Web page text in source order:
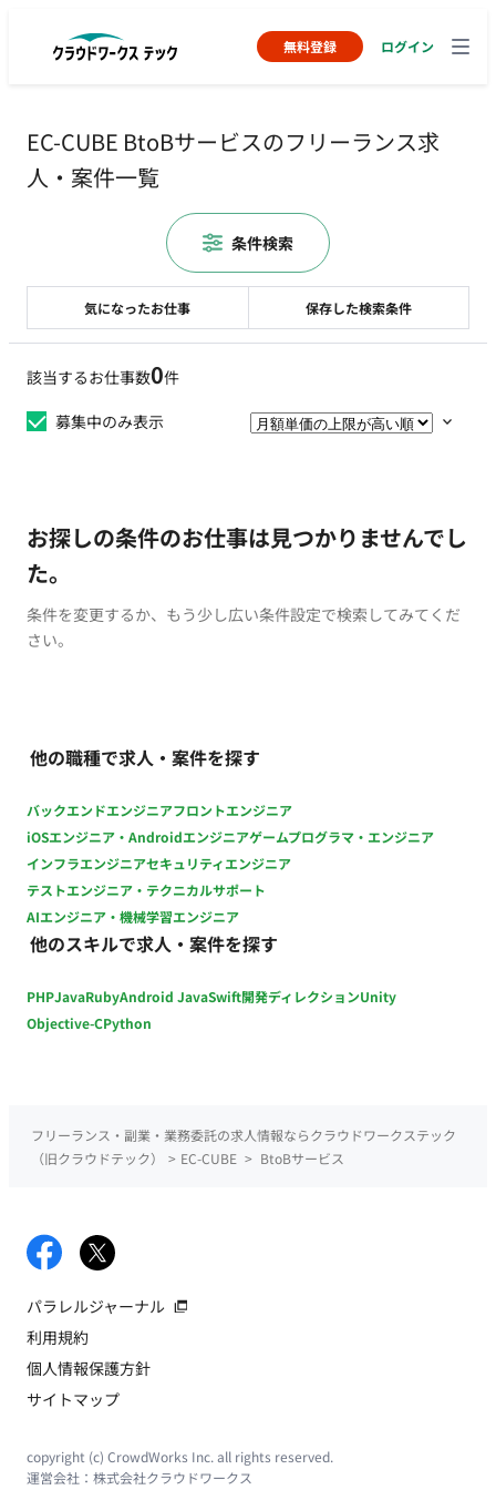
無料登録 ログイン
EC-CUBE BtoBサービスのフリーランス求
人・案件一覧
該当するお仕事数0件
募集中のみ表示
お探しの条件のお仕事は見つかりませんでし
た。
条件を変更するか、もう少し広い条件設定で検索してみてくだ
さい。
他の職種で求人・案件を探す
バックエンドエンジニアフロントエンジニア
iOSエンジニア・Androidエンジニアゲームプログラマ・エンジニア
インフラエンジニアセキュリティエンジニア
テストエンジニア・テクニカルサポート
AIエンジニア・機械学習エンジニア
他のスキルで求人・案件を探す
PHPJavaRubyAndroid JavaSwift開発ディレクションUnity
Objective-CPython
気になったお仕事 保存した検索条件
条件検索
フリーランス・副業・業務委託の求人情報ならクラウドワークステック
（旧クラウドテック）
> EC-CUBE > BtoBサービス
パラレルジャーナル
利用規約
個人情報保護方針
サイトマップ
copyright (c) CrowdWorks Inc. all rights reserved.
運営会社： 株式会社クラウドワークス